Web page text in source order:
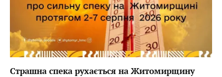
Страшна спека рухається на Житомирщину